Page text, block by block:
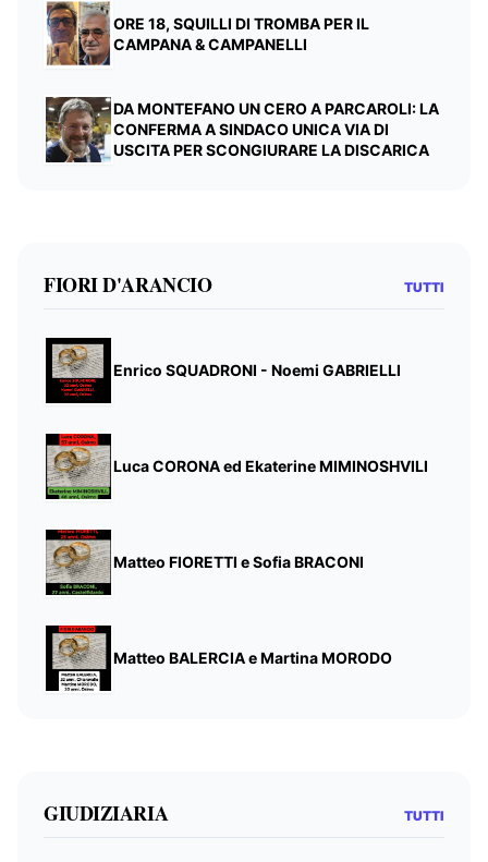
ORE 18, SQUILLI DI TROMBA PER IL
CAMPANA & CAMPANELLI
DA MONTEFANO UN CERO A PARCAROLI: LA
CONFERMA A SINDACO UNICA VIA DI
USCITA PER SCONGIURARE LA DISCARICA
FIORI D'ARANCIO TUTTI
Enrico SQUADRONI - Noemi GABRIELLI
Luca CORONA ed Ekaterine MIMINOSHVILI
Matteo FIORETTI e Sofia BRACONI
Matteo BALERCIA e Martina MORODO
GIUDIZIARIA TUTTI